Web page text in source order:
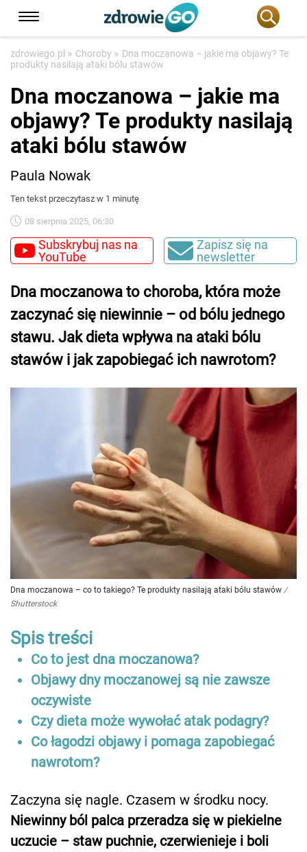
zdrowiego.pl » Choroby » Dna moczanowa – jakie ma objawy? Te
produkty nasilają ataki bólu stawów
Dna moczanowa – jakie ma
objawy? Te produkty nasilają
ataki bólu stawów
Paula Nowak
Ten tekst przeczytasz w 1 minutę
08 sierpnia 2025, 06:30
Subskrybuj nas na
YouTube
Zapisz się na
newsletter
Dna moczanowa to choroba, która może
zaczynać się niewinnie – od bólu jednego
stawu. Jak dieta wpływa na ataki bólu
stawów i jak zapobiegać ich nawrotom?
Dna moczanowa – co to takiego? Te produkty nasilają ataki bólu stawów /
Shutterstock
Spis treści
Co to jest dna moczanowa?
Objawy dny moczanowej są nie zawsze
oczywiste
Czy dieta może wywołać atak podagry?
Co łagodzi objawy i pomaga zapobiegać
nawrotom?
Zaczyna się nagle. Czasem w środku nocy.
Niewinny ból palca przeradza się w piekielne
uczucie – staw puchnie, czerwienieje i boli